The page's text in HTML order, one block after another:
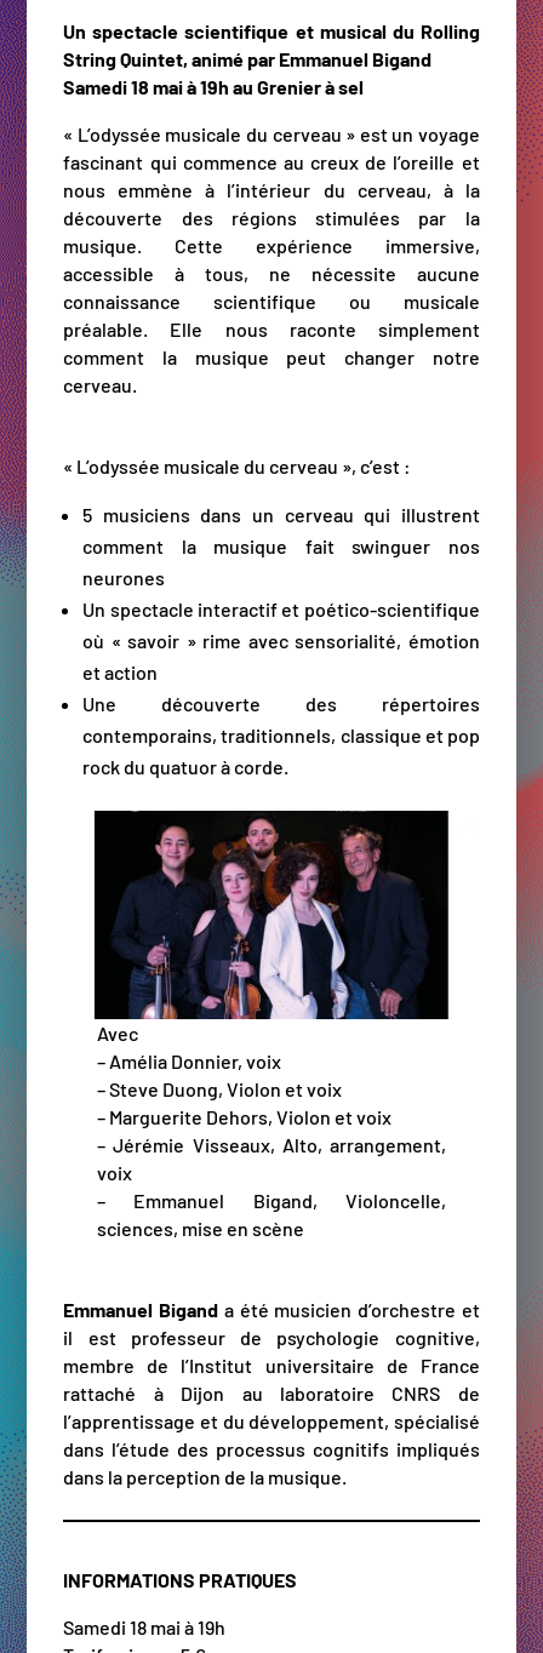
Un spectacle scientifique et musical du Rolling
String Quintet, animé par Emmanuel Bigand
Samedi 18 mai à 19h au Grenier à sel
« L’odyssée musicale du cerveau » est un voyage
fascinant qui commence au creux de l’oreille et
nous emmène à l’intérieur du cerveau, à la
découverte des régions stimulées par la
musique. Cette expérience immersive,
accessible à tous, ne nécessite aucune
connaissance scientifique ou musicale
préalable. Elle nous raconte simplement
comment la musique peut changer notre
cerveau.
« L’odyssée musicale du cerveau », c’est :
5 musiciens dans un cerveau qui illustrent
comment la musique fait swinguer nos
neurones
Un spectacle interactif et poético-scientifique
où « savoir » rime avec sensorialité, émotion
et action
Une découverte des répertoires
contemporains, traditionnels, classique et pop
rock du quatuor à corde.
Avec
– Amélia Donnier, voix
– Steve Duong, Violon et voix
– Marguerite Dehors, Violon et voix
– Jérémie Visseaux, Alto, arrangement,
voix
– Emmanuel Bigand, Violoncelle,
sciences, mise en scène
Emmanuel Bigand a été musicien d’orchestre et
il est professeur de psychologie cognitive,
membre de l’Institut universitaire de France
rattaché à Dijon au laboratoire CNRS de
l’apprentissage et du développement, spécialisé
dans l’étude des processus cognitifs impliqués
dans la perception de la musique.
INFORMATIONS PRATIQUES
Samedi 18 mai à 19h